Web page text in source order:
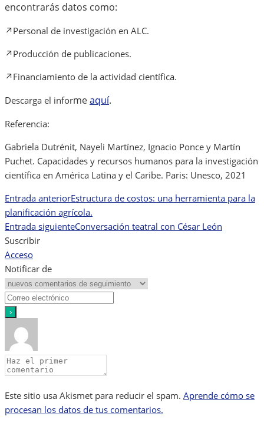
encontrarás datos como:
↗️Personal de investigación en ALC.
↗️Producción de publicaciones.
↗️Financiamiento de la actividad científica.
Descarga el informeaquí.
Referencia:
Gabriela Dutrénit, Nayeli Martínez, Ignacio Ponce y Martín
Puchet. Capacidades y recursos humanos para la investigación
científica en América Latina y el Caribe. Paris: Unesco, 2021
Navegación
de
entradas
Entrada anteriorEstructura de costos: una herramienta para la
planificación agrícola.
Entrada siguienteConversación teatral con César León
Suscribir
Acceso
Notificar de
Este sitio usa Akismet para reducir el spam. Aprende cómo se
procesan los datos de tus comentarios.